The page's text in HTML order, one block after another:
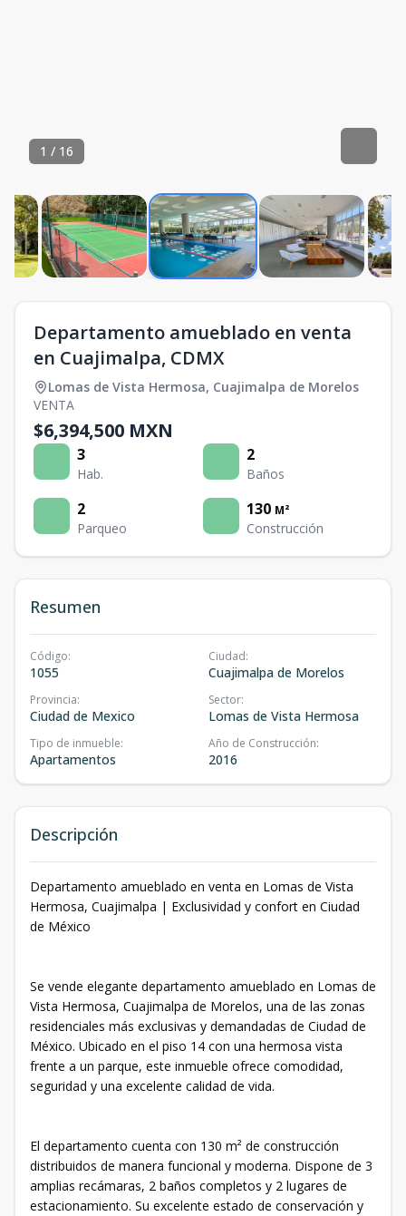
1 / 16
Departamento amueblado en venta
en Cuajimalpa, CDMX
Lomas de Vista Hermosa, Cuajimalpa de Morelos
VENTA
$6,394,500 MXN
3
Hab.
2
Baños
2
Parqueo
130 M²
Construcción
Resumen
Código:
1055
Ciudad:
Cuajimalpa de Morelos
Provincia:
Ciudad de Mexico
Sector:
Lomas de Vista Hermosa
Tipo de inmueble:
Apartamentos
Año de Construcción:
2016
Descripción
Departamento amueblado en venta en Lomas de Vista
Hermosa, Cuajimalpa | Exclusividad y confort en Ciudad
de México
Se vende elegante departamento amueblado en Lomas de
Vista Hermosa, Cuajimalpa de Morelos, una de las zonas
residenciales más exclusivas y demandadas de Ciudad de
México. Ubicado en el piso 14 con una hermosa vista
frente a un parque, este inmueble ofrece comodidad,
seguridad y una excelente calidad de vida.
El departamento cuenta con 130 m² de construcción
distribuidos de manera funcional y moderna. Dispone de 3
amplias recámaras, 2 baños completos y 2 lugares de
estacionamiento. Su excelente estado de conservación y